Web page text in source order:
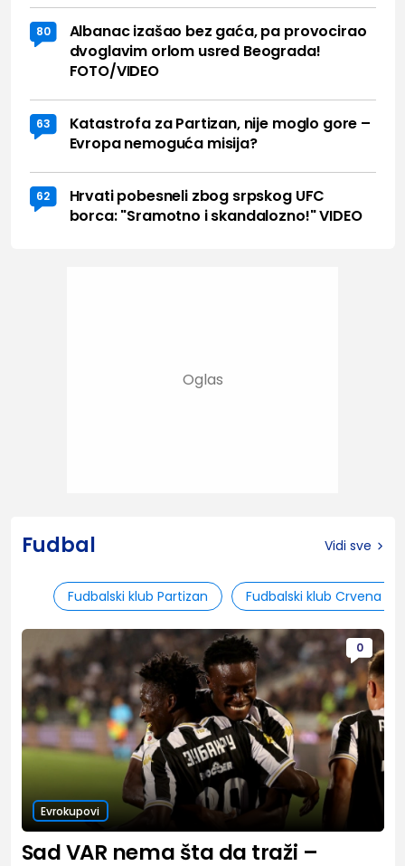
80
Albanac izašao bez gaća, pa provocirao
dvoglavim orlom usred Beograda!
FOTO/VIDEO
63
Katastrofa za Partizan, nije moglo gore –
Evropa nemoguća misija?
62
Hrvati pobesneli zbog srpskog UFC
borca: "Sramotno i skandalozno!" VIDEO
Fudbal Vidi sve
Fudbalski klub Partizan Fudbalski klub Crvena
0
Evrokupovi
Sad VAR nema šta da traži –